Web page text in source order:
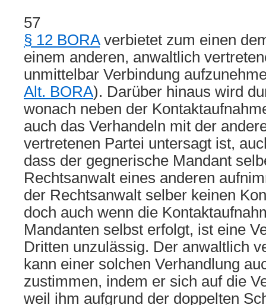
57
§ 12 BORAverbietet zum einen
einem anderen, anwaltlich
unmittelbar Verbindung
Alt. BORA). Darüber hinaus wird
wonach neben der
auch das Verhandeln mit der
vertretenen Partei untersagt ist,
dass der gegnerische Mandant
Rechtsanwalt eines anderen
der Rechtsanwalt selber keinen
doch auch wenn die
Mandanten selbst erfolgt, ist eine
Dritten unzulässig. Der anwaltlich
kann einer solchen Verhandlung
zustimmen, indem er sich auf die
weil ihm aufgrund der doppelten